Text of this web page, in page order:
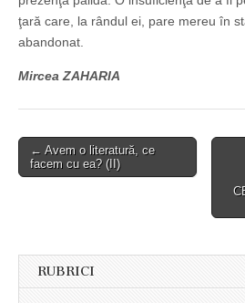
ţară care, la rândul ei, pare mereu în
abandonat.
Mircea ZAHARIA
Post
navigation
← Avem o literatură, ce
facem cu ea? (II)
RUBRICI